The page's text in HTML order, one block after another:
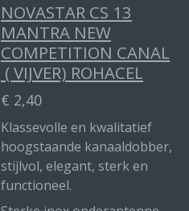
NOVASTAR CS 13
MANTRA NEW
COMPETITION CANAL
( VIJVER) ROHACEL
€ 2,40
Klassevolle en kwalitatief
hoogstaande kanaaldobber,
stijlvol, elegant, sterk en
functioneel.